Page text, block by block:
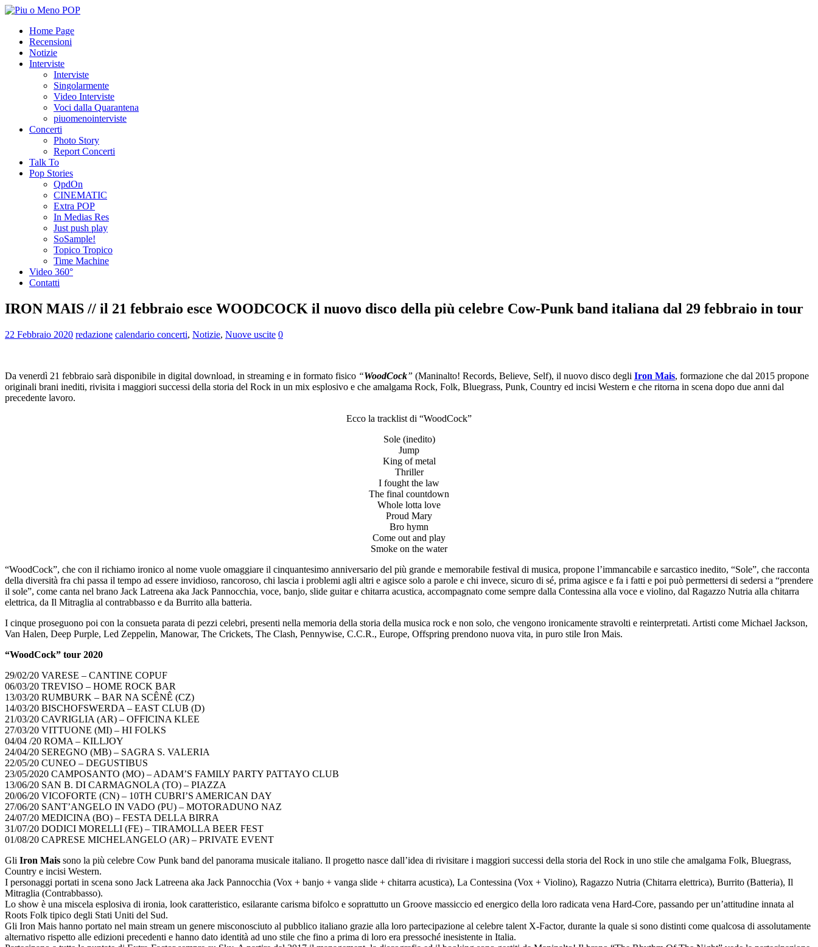
Home Page
Recensioni
Notizie
Interviste
Interviste
Singolarmente
Video Interviste
Voci dalla Quarantena
piuomenointerviste
Concerti
Photo Story
Report Concerti
Talk To
Pop Stories
QpdOn
CINEMATIC
Extra POP
In Medias Res
Just push play
SoSample!
Topico Tropico
Time Machine
Video 360°
Contatti
IRON MAIS // il 21 febbraio esce WOODCOCK il nuovo disco della più celebre Cow-Punk band italiana dal 29 febbraio in tour
22 Febbraio 2020 redazione calendario concerti, Notizie, Nuove uscite 0
Da venerdì 21 febbraio sarà disponibile in digital download, in streaming e in formato fisico “WoodCock” (Maninalto! Records, Believe, Self), il nuovo disco degli Iron Mais, formazione che dal 2015 propone
originali brani inediti, rivisita i maggiori successi della storia del Rock in un mix esplosivo e che amalgama Rock, Folk, Bluegrass, Punk, Country ed incisi Western e che ritorna in scena dopo due anni dal
precedente lavoro.
Ecco la tracklist di “WoodCock”
Sole (inedito)
Jump
King of metal
Thriller
I fought the law
The final countdown
Whole lotta love
Proud Mary
Bro hymn
Come out and play
Smoke on the water
“WoodCock”, che con il richiamo ironico al nome vuole omaggiare il cinquantesimo anniversario del più grande e memorabile festival di musica, propone l’immancabile e sarcastico inedito, “Sole”, che racconta
della diversità fra chi passa il tempo ad essere invidioso, rancoroso, chi lascia i problemi agli altri e agisce solo a parole e chi invece, sicuro di sé, prima agisce e fa i fatti e poi può permettersi di sedersi a “prendere
il sole”, come canta nel brano Jack Latreena aka Jack Pannocchia, voce, banjo, slide guitar e chitarra acustica, accompagnato come sempre dalla Contessina alla voce e violino, dal Ragazzo Nutria alla chitarra
elettrica, da Il Mitraglia al contrabbasso e da Burrito alla batteria.
I cinque proseguono poi con la consueta parata di pezzi celebri, presenti nella memoria della storia della musica rock e non solo, che vengono ironicamente stravolti e reinterpretati. Artisti come Michael Jackson,
Van Halen, Deep Purple, Led Zeppelin, Manowar, The Crickets, The Clash, Pennywise, C.C.R., Europe, Offspring prendono nuova vita, in puro stile Iron Mais.
“WoodCock” tour 2020
29/02/20 VARESE – CANTINE COPUF
06/03/20 TREVISO – HOME ROCK BAR
13/03/20 RUMBURK – BAR NA SCÊNÊ (CZ)
14/03/20 BISCHOFSWERDA – EAST CLUB (D)
21/03/20 CAVRIGLIA (AR) – OFFICINA KLEE
27/03/20 VITTUONE (MI) – HI FOLKS
04/04 /20 ROMA – KILLJOY
24/04/20 SEREGNO (MB) – SAGRA S. VALERIA
22/05/20 CUNEO – DEGUSTIBUS
23/05/2020 CAMPOSANTO (MO) – ADAM’S FAMILY PARTY PATTAYO CLUB
13/06/20 SAN B. DI CARMAGNOLA (TO) – PIAZZA
20/06/20 VICOFORTE (CN) – 10TH CUBRI’S AMERICAN DAY
27/06/20 SANT’ANGELO IN VADO (PU) – MOTORADUNO NAZ
24/07/20 MEDICINA (BO) – FESTA DELLA BIRRA
31/07/20 DODICI MORELLI (FE) – TIRAMOLLA BEER FEST
01/08/20 CAPRESE MICHELANGELO (AR) – PRIVATE EVENT
Gli Iron Mais sono la più celebre Cow Punk band del panorama musicale italiano. Il progetto nasce dall’idea di rivisitare i maggiori successi della storia del Rock in uno stile che amalgama Folk, Bluegrass,
Country e incisi Western.
I personaggi portati in scena sono Jack Latreena aka Jack Pannocchia (Vox + banjo + vanga slide + chitarra acustica), La Contessina (Vox + Violino), Ragazzo Nutria (Chitarra elettrica), Burrito (Batteria), Il
Mitraglia (Contrabbasso).
Lo show è una miscela esplosiva di ironia, look caratteristico, esilarante carisma bifolco e soprattutto un Groove massiccio ed energico della loro radicata vena Hard-Core, passando per un’attitudine innata al
Roots Folk tipico degli Stati Uniti del Sud.
Gli Iron Mais hanno portato nel main stream un genere misconosciuto al pubblico italiano grazie alla loro partecipazione al celebre talent X-Factor, durante la quale si sono distinti come qualcosa di assolutamente
alternativo rispetto alle edizioni precedenti e hanno dato identità ad uno stile che fino a prima di loro era pressoché inesistente in Italia.